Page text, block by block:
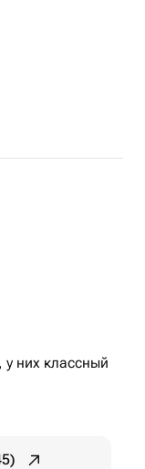
них классный